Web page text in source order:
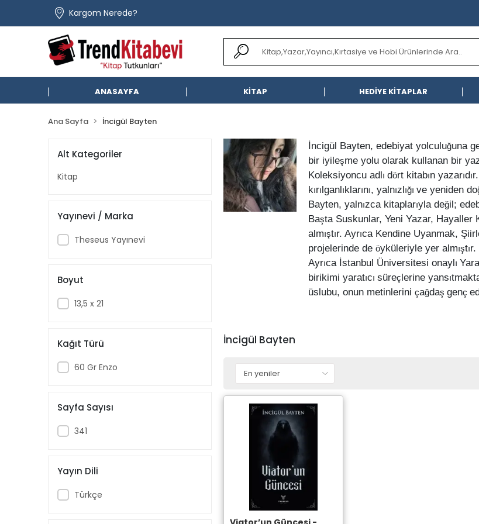
Kargom Nerede?
ANASAYFA KİTAP HEDİYE KİTAPLAR
Ana Sayfa İncigül Bayten
Alt Kategoriler
Kitap
Yayınevi / Marka
Theseus Yayınevi
Boyut
13,5 x 21
Kağıt Türü
60 Gr Enzo
Sayfa Sayısı
341
Yayın Dili
Türkçe
İncigül Bayten, edebiyat yolculuğuna
bir iyileşme yolu olarak kullanan bir
Koleksiyoncu adlıdört kitabın yazarıdı
kırılganlıklarını, yalnızlığıve yeniden do
Bayten, yalnızca kitaplarıyla değil;
Başta Suskunlar, Yeni Yazar, Hayaller
almıştır. Ayrıca Kendine Uyanmak, Ş
projelerinde deöyküleriyle yer almıştır.
Ayrıca İstanbul Üniversitesi onaylı
birikimi yaratıcısüreçlerine yansı
üslubu, onun metinleriniçağdaşgenç
İncigül Bayten